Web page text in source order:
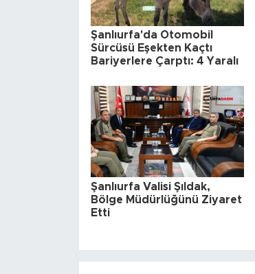
Şanlıurfa'da Otomobil
Sürcüsü Eşekten Kaçtı
Bariyerlere Çarptı: 4 Yaralı
Şanlıurfa Valisi Şıldak,
Bölge Müdürlüğünü Ziyaret
Etti